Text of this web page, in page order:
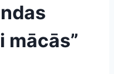
mācās”